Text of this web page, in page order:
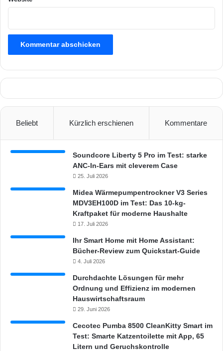
Beliebt Kürzlich erschienen Kommentare
Soundcore Liberty 5 Pro im Test: starke
ANC-In-Ears mit cleverem Case
25. Juli 2026
Midea Wärmepumpentrockner V3 Series
MDV3EH100D im Test: Das 10-kg-
Kraftpaket für moderne Haushalte
17. Juli 2026
Ihr Smart Home mit Home Assistant:
Bücher-Review zum Quickstart-Guide
4. Juli 2026
Durchdachte Lösungen für mehr
Ordnung und Effizienz im modernen
Hauswirtschaftsraum
29. Juni 2026
Cecotec Pumba 8500 CleanKitty Smart im
Test: Smarte Katzentoilette mit App, 65
Litern und Geruchskontrolle